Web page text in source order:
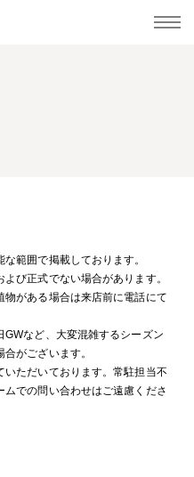
範囲で掲載しております。
び正式でない場合があります。
物がある場合は来店前に電話にて
GWなど、大変混雑するシーズン
がございます。
いただいております。常駐担当不
での問い合わせはご遠慮くださ